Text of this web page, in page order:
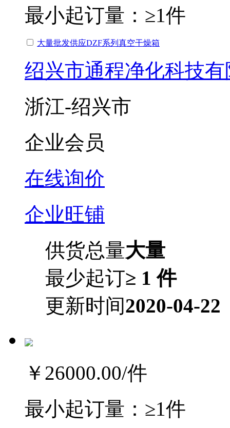
最小起订量： ≥1件
大量批发供应DZF系列真空干燥箱
绍兴市通程净化科技
浙江-绍兴市
企业会员
在线询价
企业旺铺
供货总量大量
最少起订≥ 1 件
更新时间2020-04-22
￥26000.00/件
最小起订量： ≥1件